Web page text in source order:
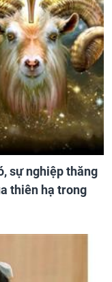
sự nghiệp thăng
thiên hạ trong